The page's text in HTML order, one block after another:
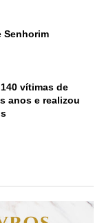
Senhorim
vítimas de
anos e realizou